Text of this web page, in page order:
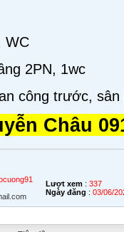
WC
2PN, 1wc
công trước,
Châu
Lượt xem : 337
Ngày đăng : 03/06/